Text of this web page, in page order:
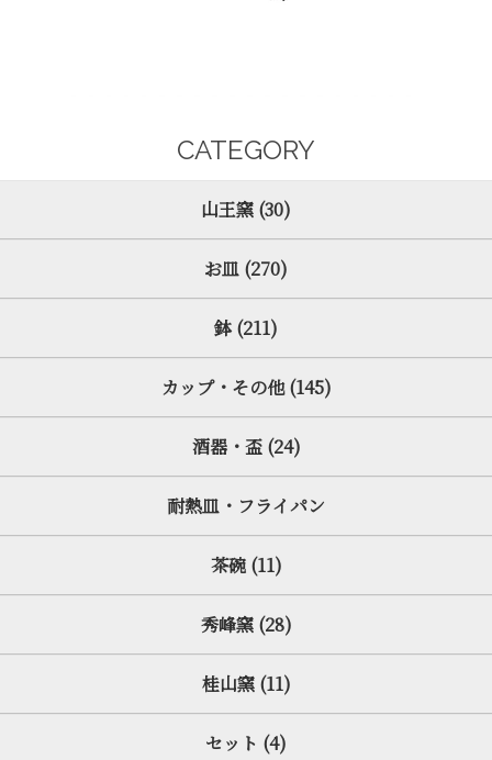
CATEGORY
山王窯 (30)
お皿 (270)
鉢 (211)
カップ・その他 (145)
酒器・盃 (24)
耐熱皿・フライパン
茶碗 (11)
秀峰窯 (28)
桂山窯 (11)
セット (4)